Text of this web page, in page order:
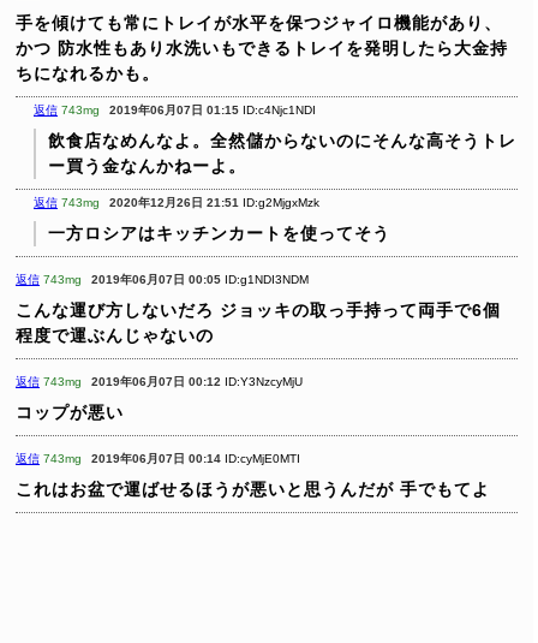
手を傾けても常にトレイが水平を保つジャイロ機能があり、
かつ 防水性もあり水洗いもできるトレイを発明したら大金持
ちになれるかも。
返信 743mg 2019年06月07日 01:15 ID:c4Njc1NDI
飲食店なめんなよ。全然儲からないのにそんな高そうトレ
ー買う金なんかねーよ。
返信 743mg 2020年12月26日 21:51 ID:g2MjgxMzk
一方ロシアはキッチンカートを使ってそう
返信 743mg 2019年06月07日 00:05 ID:g1NDI3NDM
こんな運び方しないだろ ジョッキの取っ手持って両手で6個
程度で運ぶんじゃないの
返信 743mg 2019年06月07日 00:12 ID:Y3NzcyMjU
コップが悪い
返信 743mg 2019年06月07日 00:14 ID:cyMjE0MTI
これはお盆で運ばせるほうが悪いと思うんだが 手でもてよ